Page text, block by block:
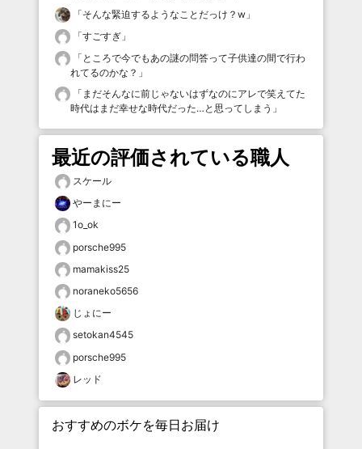
「そんな緊迫するようなことだっけ？w 」
「すごすぎ 」
「 ところで今でもあの謎の問答って子供達の間で行わ
れてるのかな？ 」
「 まだそんなに前じゃないはずなのにアレで笑えてた
時代はまだ幸せな時代だった…と思ってしまう 」
最近の評価されている職人
スケール
やーまにー
1o_ok
porsche995
mamakiss25
noraneko5656
じょにー
setokan4545
porsche995
レッド
おすすめのボケを毎日お届け